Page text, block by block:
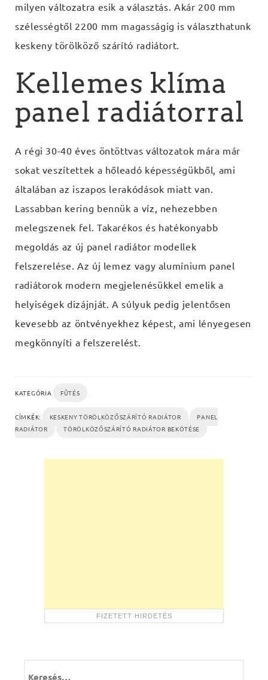
milyen változatra esik a választás. Akár 200 mm
szélességtől 2200 mm magasságig is választhatunk
keskeny törölköző szárító radiátort.
Kellemes klíma
panel radiátorral
A régi 30-40 éves öntöttvas változatok mára már
sokat veszítettek a hőleadó képességükből, ami
általában az iszapos lerakódások miatt van.
Lassabban kering bennük a víz, nehezebben
melegszenek fel. Takarékos és hatékonyabb
megoldás az új panel radiátor modellek
felszerelése. Az új lemez vagy alumínium panel
radiátorok modern megjelenésükkel emelik a
helyiségek dizájnját. A súlyuk pedig jelentősen
kevesebb az öntvényekhez képest, ami lényegesen
megkönnyíti a felszerelést.
KATEGÓRIA FŰTÉS
CÍMKÉK: KESKENY TÖRÖLKÖZŐSZÁRÍTÓ RADIÁTOR
PANEL
RADIÁTOR
TÖRÖLKÖZŐSZÁRÍTÓ RADIÁTOR BEKÖTÉSE
e